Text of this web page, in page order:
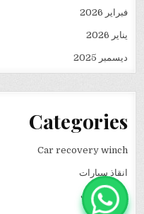
فبراير 2026
يناير 2026
ديسمبر 2025
Categories
Car recovery winch
انقاذ سيارات
نقل كرفانات